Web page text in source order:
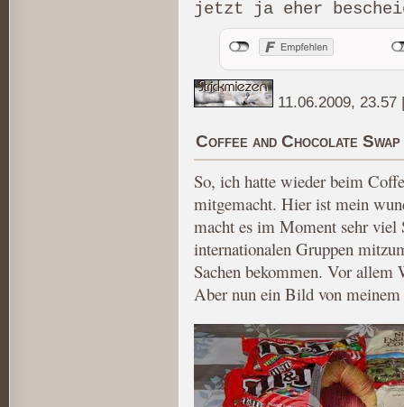
jetzt ja eher
11.06.2009, 23.57
Coffee and Chocolate
So, ich hatte wieder beim
mitgemacht. Hier ist mein
macht es im Moment sehr viel
internationalen Gruppen
Sachen bekommen. Vor allem
Aber nun ein Bild von